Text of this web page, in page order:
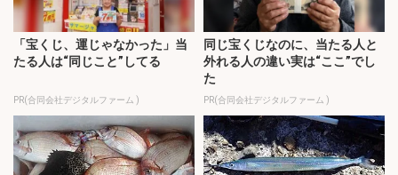
「宝くじ、運じゃなかった」当
たる人は“同じこと”してる
PR(合同会社デジタルファーム )
同じ宝くじなのに、当たる人と
外れる人の違い実は“ここ”でし
た
PR(合同会社デジタルファーム )